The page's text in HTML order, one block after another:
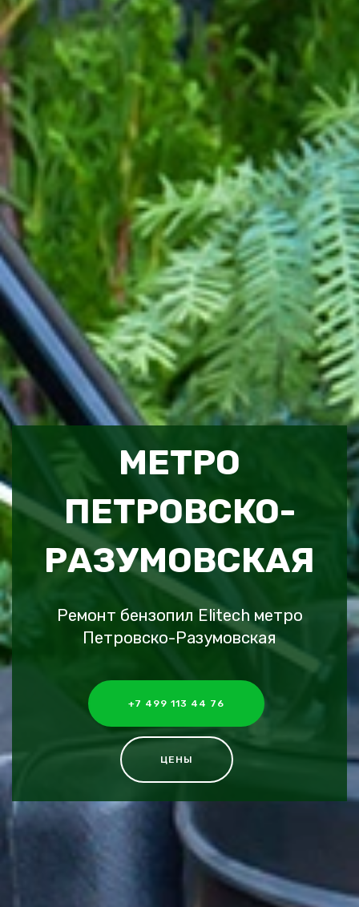
МЕТРО
ПЕТРОВСКО-
РАЗУМОВСКАЯ
Ремонт бензопил Elitech метро
Петровско-Разумовская
+7 499 113 44 76
ЦЕНЫ